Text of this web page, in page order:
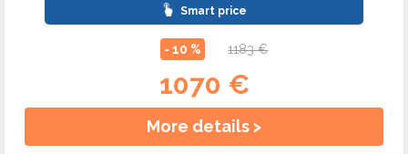
Smart price
- 10 % 1183 €
1070 €
More details >